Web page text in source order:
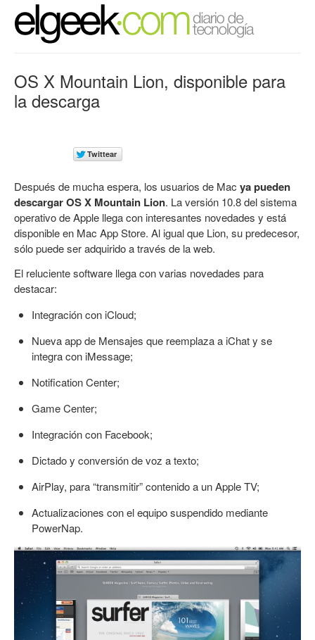
OS X Mountain Lion, disponible para
la descarga
Después de mucha espera, los usuarios de Mac ya pueden
descargar OS X Mountain Lion. La versión 10.8 del sistema
operativo de Apple llega con interesantes novedades y está
disponible en Mac App Store. Al igual que Lion, su predecesor,
sólo puede ser adquirido a través de la web.
El reluciente software llega con varias novedades para
destacar:
Integración con iCloud;
Nueva app de Mensajes que reemplaza a iChat y se
integra con iMessage;
Notification Center;
Game Center;
Integración con Facebook;
Dictado y conversión de voz a texto;
AirPlay, para “transmitir” contenido a un Apple TV;
Actualizaciones con el equipo suspendido mediante
PowerNap.